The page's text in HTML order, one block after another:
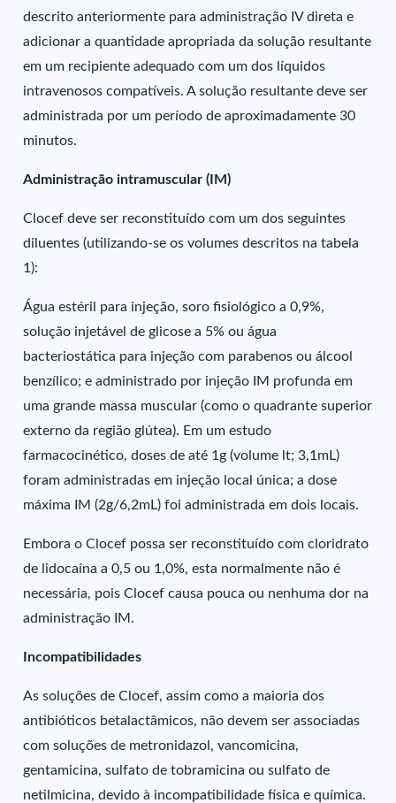
descrito anteriormente para administração IV direta e
adicionar a quantidade apropriada da solução resultante
em um recipiente adequado com um dos líquidos
intravenosos compatíveis. A solução resultante deve ser
administrada por um período de aproximadamente 30
minutos.
Administração intramuscular (IM)
Clocef deve ser reconstituído com um dos seguintes
diluentes (utilizando-se os volumes descritos na tabela
1):
Água estéril para injeção, soro fisiológico a 0,9%,
solução injetável de glicose a 5% ou água
bacteriostática para injeção com parabenos ou álcool
benzílico; e administrado por injeção IM profunda em
uma grande massa muscular (como o quadrante superior
externo da região glútea). Em um estudo
farmacocinético, doses de até 1g (volume lt; 3,1mL)
foram administradas em injeção local única; a dose
máxima IM (2g/6,2mL) foi administrada em dois locais.
Embora o Clocef possa ser reconstituído com cloridrato
de lidocaína a 0,5 ou 1,0%, esta normalmente não é
necessária, pois Clocef causa pouca ou nenhuma dor na
administração IM.
Incompatibilidades
As soluções de Clocef, assim como a maioria dos
antibióticos betalactâmicos, não devem ser associadas
com soluções de metronidazol, vancomicina,
gentamicina, sulfato de tobramicina ou sulfato de
netilmicina, devido à incompatibilidade física e química.